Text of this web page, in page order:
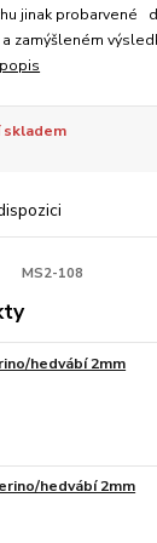
jinak probarvené
zamýšleném
skladem
MS2-108
hedvábí 2mm
hedvábí 2mm